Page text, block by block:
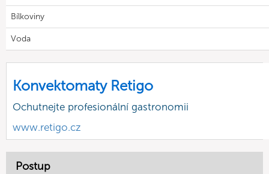
Bílkoviny
Voda
Konvektomaty Retigo
Ochutnejte profesionální gastronomii
www.retigo.cz
Postup